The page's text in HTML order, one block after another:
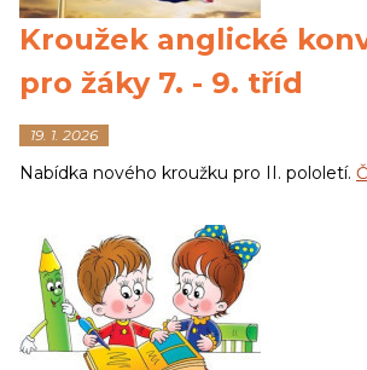
Kroužek anglické
pro žáky 7. - 9. tříd
19. 1. 2026
Nabídka nového kroužku pro II. pololetí.